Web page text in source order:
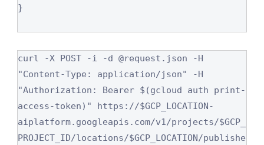
}
curl -X POST -i -d @request.json -H
"Content-Type: application/json" -H
"Authorization: Bearer $(gcloud auth print-
access-token)" https://$GCP_LOCATION-
aiplatform.googleapis.com/v1/projects/$GCP_
PROJECT_ID/locations/$GCP_LOCATION/publishe